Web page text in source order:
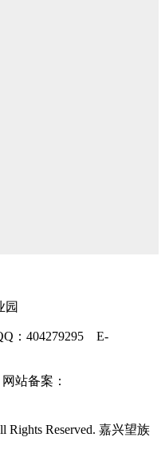
园
：404279295 E-
网站备案：
Rights Reserved. 嘉兴望族